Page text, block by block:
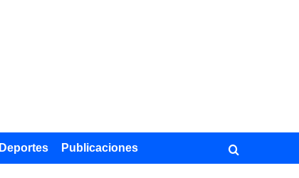
Deportes Publicaciones